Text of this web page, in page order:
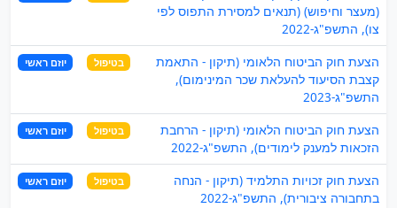
(מעצר וחיפוש) (תנאים למסירת התפוס לפי
צו), התשפ"ג-2022
הצעת חוק הביטוח הלאומי (תיקון - התאמת
קצבת הסיעוד להעלאת שכר המינימום),
התשפ"ג-2023
בטיפול יוזם ראשי
הצעת חוק הביטוח הלאומי (תיקון - הרחבת
הזכאות למענק לימודים), התשפ"ג-2022
בטיפול יוזם ראשי
הצעת חוק זכויות התלמיד (תיקון - הנחה
בתחבורה ציבורית), התשפ"ג-2022
בטיפול יוזם ראשי